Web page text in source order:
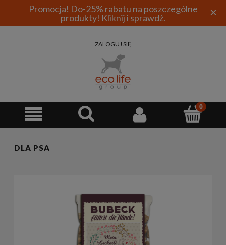
Promocja! Do-25% rabatu na poszczególne
produkty! Kliknij i sprawdź.
×
ZALOGUJ SIĘ
DLA PSA